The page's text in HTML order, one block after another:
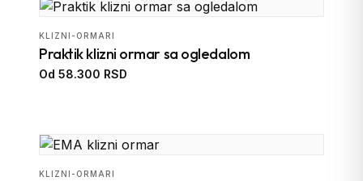
KLIZNI-ORMARI
Praktik klizni ormar sa ogledalom
Od 58.300 RSD
KLIZNI-ORMARI